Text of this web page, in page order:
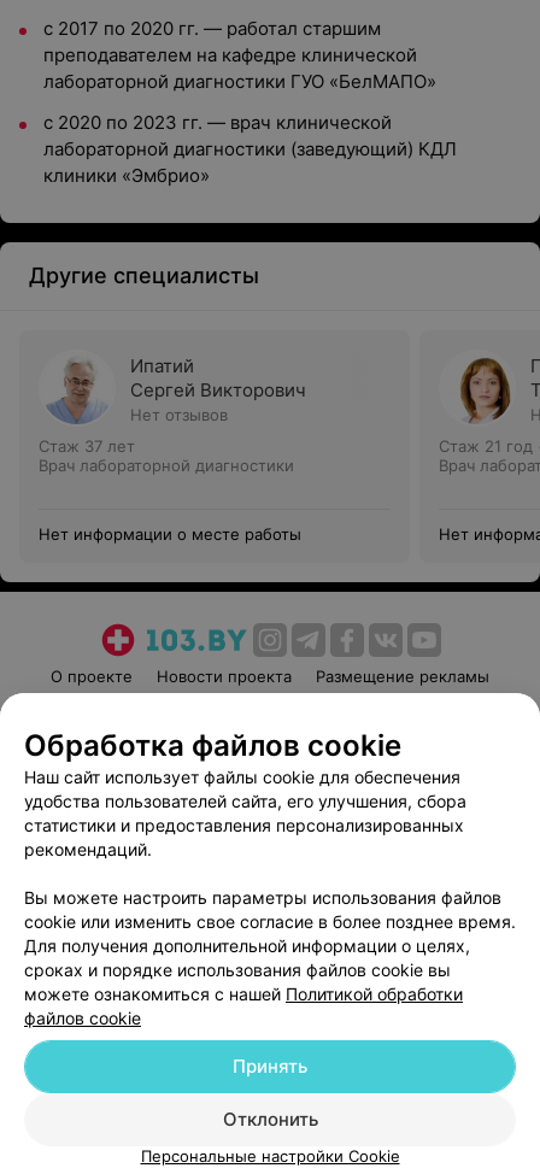
с 2017 по 2020 гг. — работал старшим
преподавателем на кафедре клинической
лабораторной диагностики ГУО «БелМАПО»
с 2020 по 2023 гг. — врач клинической
лабораторной диагностики (заведующий) КДЛ
клиники «Эмбрио»
Другие специалисты
Ипатий
Сергей Викторович
Нет отзывов
Стаж 37 лет
Врач лабораторной диагностики
Нет информации о месте работы
Стаж 21 год
Врач
Нет
О проекте Новости проекта
Размещение рекламы
Пользовательское соглашение
Способы оплаты
Вакансии
Партнеры
Написать руководителю 103.by
Обработка персональных данных
© 2026 ООО «Артокс Лаб», УНП 191700409
| 220012, Республика Беларусь,
Служба поддержки +375 291212755
Обработка файлов cookie
Наш сайт использует файлы cookie для обеспечения
удобства пользователей сайта, его улучшения, сбора
статистики и предоставления персонализированных
рекомендаций.
Вы можете настроить параметры использования файлов
cookie или изменить свое согласие в более позднее время.
Для получения дополнительной информации о целях,
сроках и порядке использования файлов cookie вы
можете ознакомиться с нашей Политикой обработки
файлов cookie
Отклонить
Принять
Персональные настройки Cookie